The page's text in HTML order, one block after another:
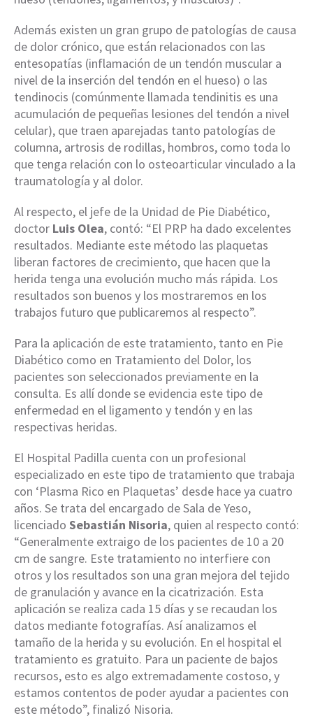
Además existen un gran grupo de patologías de causa
de dolor crónico, que están relacionados con las
entesopatías (inflamación de un tendón muscular a
nivel de la inserción del tendón en el hueso) o las
tendinocis (comúnmente llamada tendinitis es una
acumulación de pequeñas lesiones del tendón a nivel
celular), que traen aparejadas tanto patologías de
columna, artrosis de rodillas, hombros, como toda lo
que tenga relación con lo osteoarticular vinculado a la
traumatología y al dolor.
Al respecto, el jefe de la Unidad de Pie Diabético,
doctor Luis Olea, contó: “El PRP ha dado excelentes
resultados. Mediante este método las plaquetas
liberan factores de crecimiento, que hacen que la
herida tenga una evolución mucho más rápida. Los
resultados son buenos y los mostraremos en los
trabajos futuro que publicaremos al respecto”.
Para la aplicación de este tratamiento, tanto en Pie
Diabético como en Tratamiento del Dolor, los
pacientes son seleccionados previamente en la
consulta. Es allí donde se evidencia este tipo de
enfermedad en el ligamento y tendón y en las
respectivas heridas.
El Hospital Padilla cuenta con un profesional
especializado en este tipo de tratamiento que trabaja
con ‘Plasma Rico en Plaquetas’ desde hace ya cuatro
años. Se trata del encargado de Sala de Yeso,
licenciado Sebastián Nisoria, quien al respecto contó:
“Generalmente extraigo de los pacientes de 10 a 20
cm de sangre. Este tratamiento no interfiere con
otros y los resultados son una gran mejora del tejido
de granulación y avance en la cicatrización. Esta
aplicación se realiza cada 15 días y se recaudan los
datos mediante fotografías. Así analizamos el
tamaño de la herida y su evolución. En el hospital el
tratamiento es gratuito. Para un paciente de bajos
recursos, esto es algo extremadamente costoso, y
estamos contentos de poder ayudar a pacientes con
este método”, finalizó Nisoria.